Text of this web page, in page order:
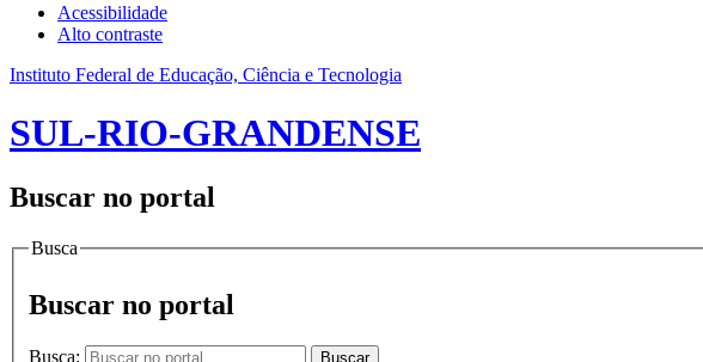
Acessibilidade
Alto contraste
Instituto Federal de Educação, Ciência e Tecnologia
SUL-RIO-GRANDENSE
Buscar no portal
Busca
Buscar no portal
Busca: Buscar